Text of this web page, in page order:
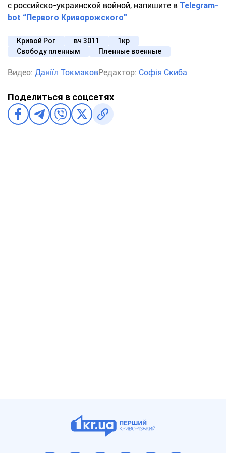
с российско-украинской войной, напишите в Telegram-
bot “Первого Криворожского”
Кривой Рог вч 3011
1кр
Свободу пленным
Пленные военные
Видео: Даніїл ТокмаковРедактор: Софія Скиба
Поделиться в соцсетях